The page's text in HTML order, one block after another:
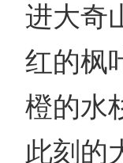
进大奇
红的枫
橙的水
此刻的